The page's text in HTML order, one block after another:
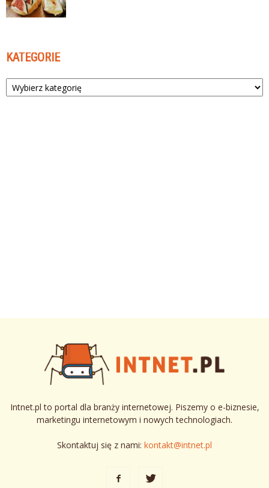
KATEGORIE
Kategorie
Intnet.pl to portal dla branży internetowej. Piszemy o e-biznesie,
marketingu internetowym i nowych technologiach.
Skontaktuj się z nami: kontakt@intnet.pl